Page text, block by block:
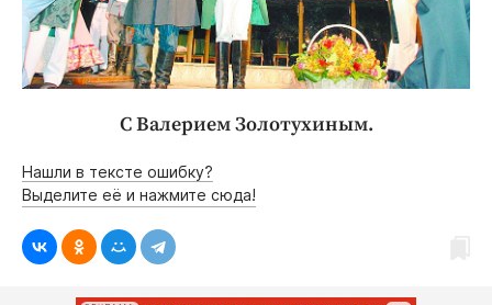
С Валерием Золотухиным.
Нашли в тексте ошибку?
Выделите её и нажмите сюда!